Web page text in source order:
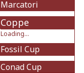
Marcatori
Coppe
Loading...
Fossil Cup
Conad Cup